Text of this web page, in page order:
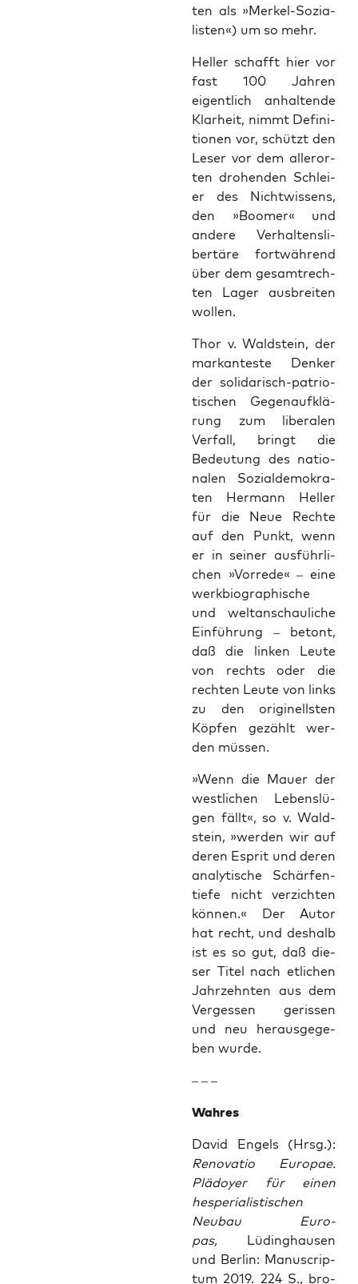
ten als »Mer­kel-Sozia­
lis­ten«) um so mehr.
Hel­ler schafft hier vor
fast 100 Jah­ren
eigent­lich anhal­ten­de
Klar­heit, nimmt Defi­ni­
tio­nen vor, schützt den
Leser vor dem aller­or­
ten dro­hen­den Schlei­
er des Nicht­wis­sens,
den »Boo­mer« und
ande­re Ver­hal­tens­li­
ber­tä­re fort­wäh­rend
über dem gesamt­rech­
ten Lager aus­brei­ten
wollen.
Thor v. Wald­stein, der
mar­kan­tes­te Den­ker
der soli­da­risch-patrio­
ti­schen Gegen­auf­klä­
rung zum libe­ra­len
Ver­fall, bringt die
Bedeu­tung des natio­
na­len Sozi­al­de­mo­kra­
ten Her­mann Hel­ler
für die Neue Rech­te
auf den Punkt, wenn
er in sei­ner aus­führ­li­
chen »Vor­re­de« – eine
werk­bio­gra­phi­sche
und welt­an­schau­li­che
Ein­füh­rung – betont,
daß die lin­ken Leu­te
von rechts oder die
rech­ten Leu­te von links
zu den ori­gi­nells­ten
Köp­fen gezählt wer­
den müssen.
»Wenn die Mau­er der
west­li­chen Lebens­lü­
gen fällt«, so v. Wald­
stein, »wer­den wir auf
deren Esprit und deren
ana­ly­ti­sche Schär­fen­
tie­fe nicht ver­zich­ten
kön­nen.« Der Autor
hat recht, und des­halb
ist es so gut, daß die­
ser Titel nach etli­chen
Jahr­zehn­ten aus dem
Ver­ges­sen geris­sen
und neu her­aus­ge­ge­
ben wurde.
– – –
Wah­res
David Engels (Hrsg.):
Reno­va­tio Euro­pae.
Plä­doy­er für einen
hes­pe­ria­lis­ti­schen
Neu­bau Euro­
pas, Lüding­hau­sen
und Ber­lin: Manu­scrip­
tum 2019. 224 S., bro­